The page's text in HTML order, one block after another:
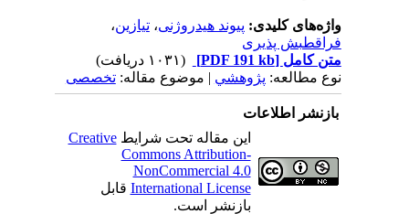
واژه‌های کلیدی:پیوند هیدروژنی،تیازین،
فراقطبش پذیری
متن کامل[PDF 191 kb]
نوع مطالعه:پژوهشي| موضوع مقاله:تخصصی
بازنشر اطلاعات
این مقاله تحت شرایطCreative
Commons Attribution-
NonCommercial 4.0
International Licenseقابل
بازنشر است.